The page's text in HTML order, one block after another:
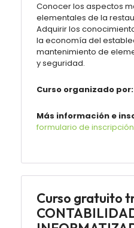
Conocer los aspectos
elementales de la
Adquirir los
la economía del
mantenimiento de
y seguridad.
Curso organizado por:
Más información e
formulario de inscripción
Curso gratuito